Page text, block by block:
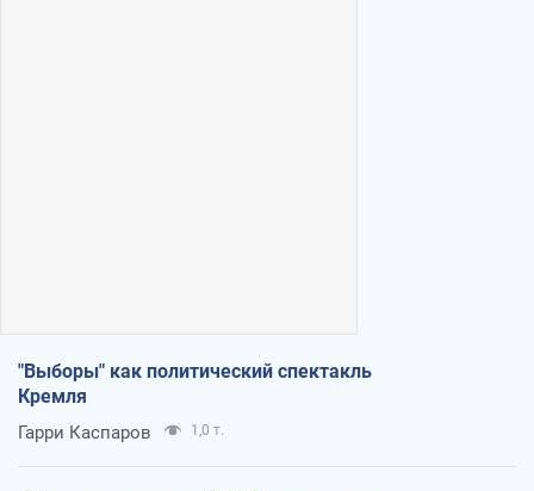
"Выборы" как политический спектакль
Кремля
Гарри Каспаров 1,0 т.